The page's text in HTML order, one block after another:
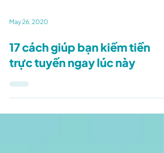
May 26, 2020
17 cách giúp bạn kiếm tiền
trực tuyến ngay lúc này